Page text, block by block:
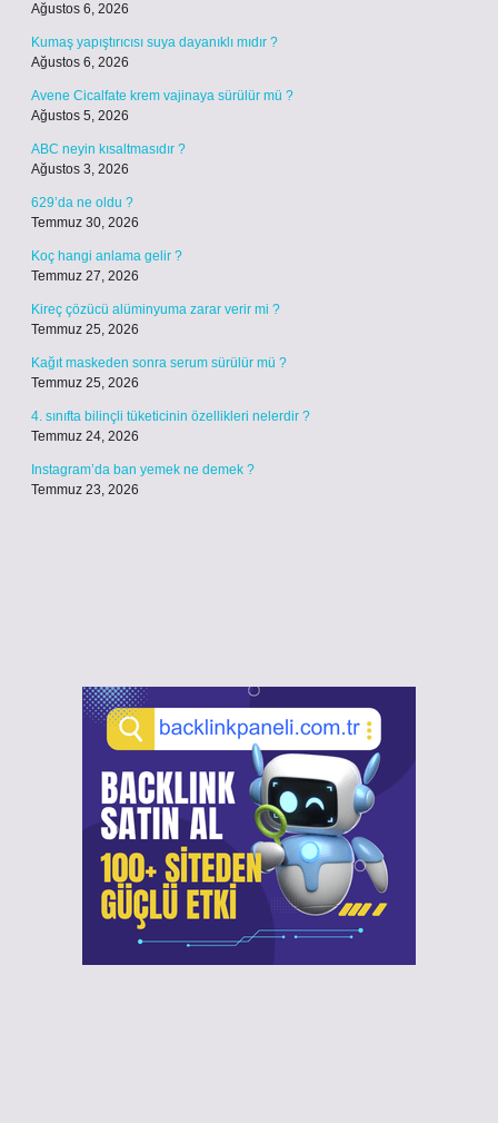
Ağustos 6, 2026
Kumaş yapıştırıcısı suya dayanıklı mıdır ?
Ağustos 6, 2026
Avene Cicalfate krem vajinaya sürülür mü ?
Ağustos 5, 2026
ABC neyin kısaltmasıdır ?
Ağustos 3, 2026
629’da ne oldu ?
Temmuz 30, 2026
Koç hangi anlama gelir ?
Temmuz 27, 2026
Kireç çözücü alüminyuma zarar verir mi ?
Temmuz 25, 2026
Kağıt maskeden sonra serum sürülür mü ?
Temmuz 25, 2026
4. sınıfta bilinçli tüketicinin özellikleri nelerdir ?
Temmuz 24, 2026
Instagram’da ban yemek ne demek ?
Temmuz 23, 2026